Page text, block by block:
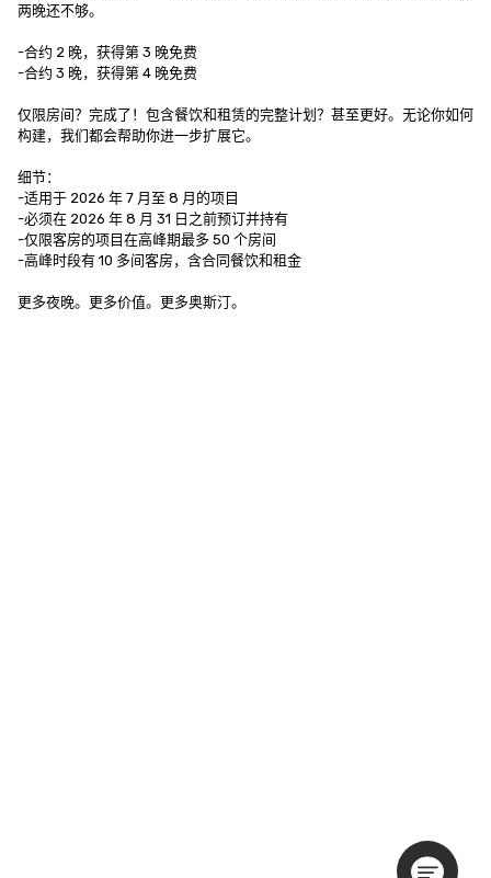
两晚还不够。
-合约 2 晚，获得第 3 晚免费
-合约 3 晚，获得第 4 晚免费
仅限房间？完成了！包含餐饮和租赁的完整计划？甚至更好。无论你如何
构建，我们都会帮助你进一步扩展它。
细节：
-适用于 2026 年 7 月至 8 月的项目
-必须在 2026 年 8 月 31 日之前预订并持有
-仅限客房的项目在高峰期最多 50 个房间
-高峰时段有 10 多间客房，含合同餐饮和租金
更多夜晚。更多价值。更多奥斯汀。